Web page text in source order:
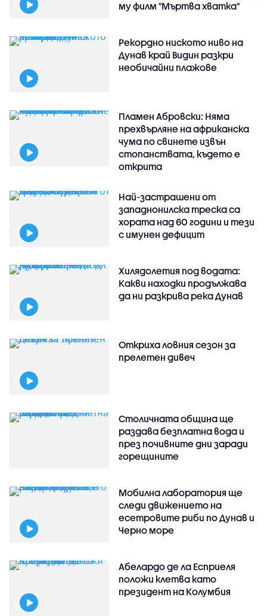
му филм "Мъртва хватка"
Рекордно ниското ниво на
Дунав край Видин разкри
необичайни плажове
Пламен Абровски: Няма
прехвърляне на африканска
чума по свинете извън
стопанствата, където е
открита
Най-застрашени от
западнонилска треска са
хората над 60 години и тези
с имунен дефицит
Хилядолетия под водата:
Какви находки продължава
да ни разкрива река Дунав
Откриха ловния сезон за
прелетен дивеч
Столичната община ще
раздава безплатна вода и
през почивните дни заради
горещините
Мобилна лаборатория ще
следи движението на
есетровите риби по Дунав и
Черно море
Абелардо де ла Есприеля
положи клетва като
президент на Колумбия